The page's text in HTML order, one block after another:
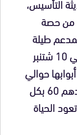
من حصة
الحياة